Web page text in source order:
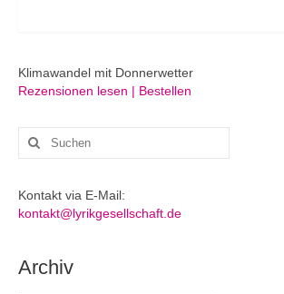
Klimawandel mit Donnerwetter
Rezensionen lesen | Bestellen
Suchen
nach:
Kontakt via E-Mail:
kontakt@lyrikgesellschaft.de
Archiv